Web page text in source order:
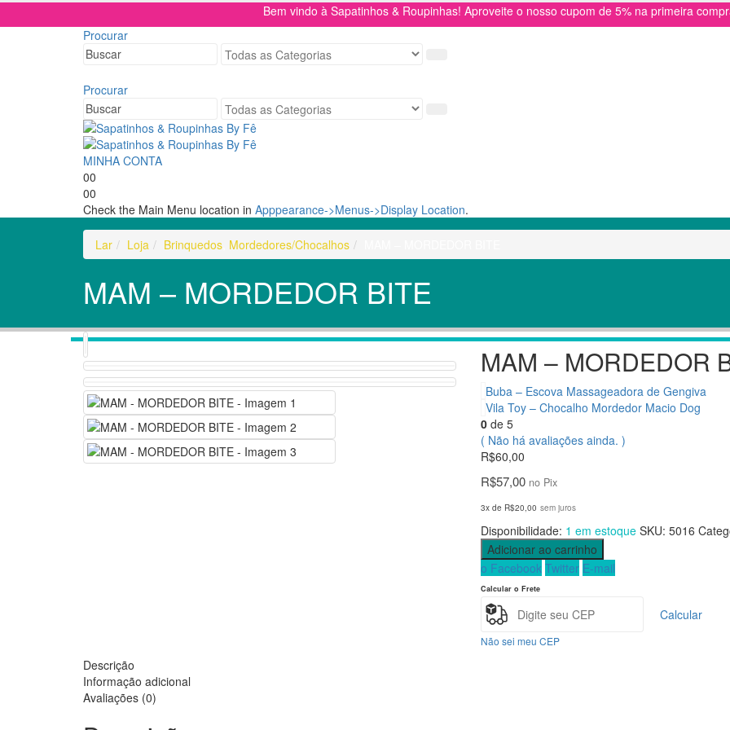
Bem vindo à Sapatinhos & Roupinhas! Aproveite o nosso cupom de 5% na primeira
Procurar
Procurar
MINHA CONTA
00
00
Check the Main Menu location in Apppearance->Menus->Display Location.
Lar Loja Brinquedos Mordedores/Chocalhos
MAM – MORDEDOR BITE
MAM – MORDEDOR
Buba – Escova Massageadora de Gengiva
Vila Toy – Chocalho Mordedor Macio Dog
0de 5
( Não há avaliações ainda. )
R$60,00
R$57,00 no Pix
3x de R$20,00 sem juros
Disponibilidade: 1 em estoque SKU: 5016
Adicionar ao carrinho
o Facebook Twitter E-mail
Calcular o Frete
Calcular
Não sei meu CEP
Descrição
Informação adicional
Avaliações (0)